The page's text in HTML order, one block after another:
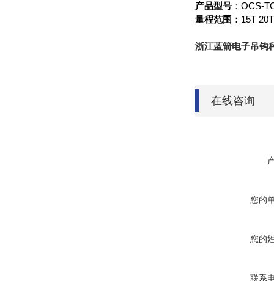
产品型号 ： OCS-
量程范围： 15T
浙江蓝箭电子吊钩
在线咨询
您的
您的
联系